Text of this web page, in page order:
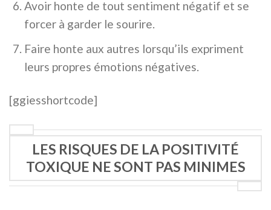
Avoir honte de tout sentiment négatif et se
forcer à garder le sourire.
Faire honte aux autres lorsqu’ils expriment
leurs propres émotions négatives.
[ggiesshortcode]
LES RISQUES DE LA POSITIVITÉ
TOXIQUE NE SONT PAS MINIMES